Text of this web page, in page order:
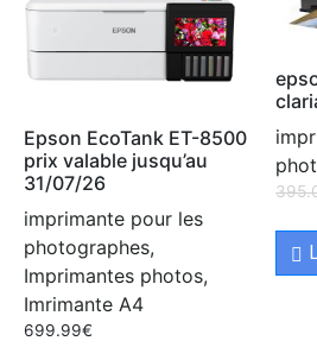
Epson EcoTank ET-8500
prix valable jusqu’au
31/07/26
imprimante pour les
photographes,
Imprimantes photos,
Imrimante A4
699.99€